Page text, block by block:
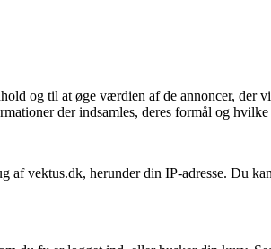
og til at øge værdien af de annoncer, der
der indsamles, deres formål og hvilke
af vektus.dk, herunder din IP-adresse. Du